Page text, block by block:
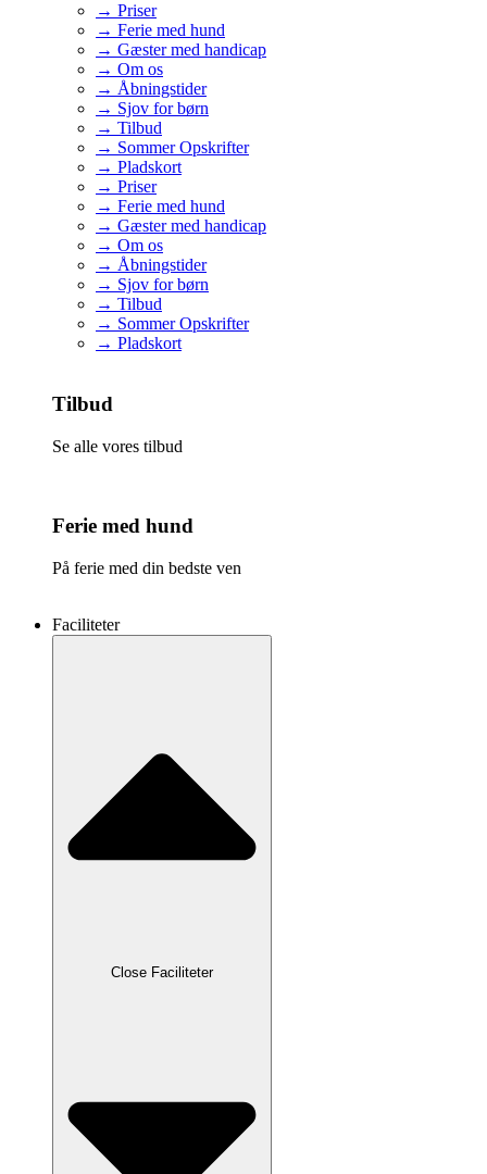
→ Priser
→ Ferie med hund
→ Gæster med handicap
→ Om os
→ Åbningstider
→ Sjov for børn
→ Tilbud
→ Sommer Opskrifter
→ Pladskort
→ Priser
→ Ferie med hund
→ Gæster med handicap
→ Om os
→ Åbningstider
→ Sjov for børn
→ Tilbud
→ Sommer Opskrifter
→ Pladskort
Tilbud
Se alle vores tilbud
Ferie med hund
På ferie med din bedste ven
Faciliteter
Close Faciliteter